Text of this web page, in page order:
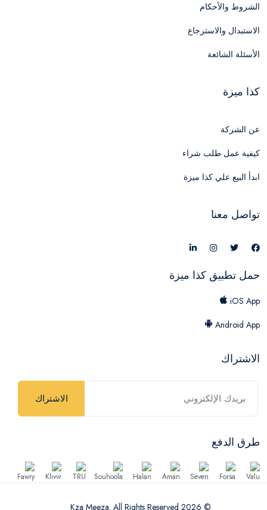
الشروط والأحكام
الاستبدال والاسترجاع
الأسئلة الشائعة
كذا ميزة
عن الشركة
كيفية عمل طلب شراء
ابدأ البيع علي كذا ميزة
تواصل معنا
حمل تطبيق كذا ميزة
iOS App
Android App
الاشتراك
الاشتراك
طرق الدفع
© 2026 Kza Meeza. All Rights Reserved